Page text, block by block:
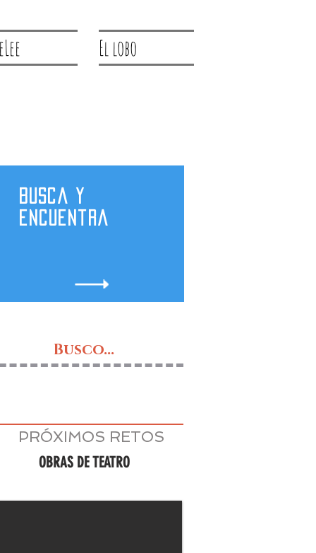
El lobo
Busca y
encuentra
Busco...
PRÓXIMOS RETOS
OBRAS DE TEATRO